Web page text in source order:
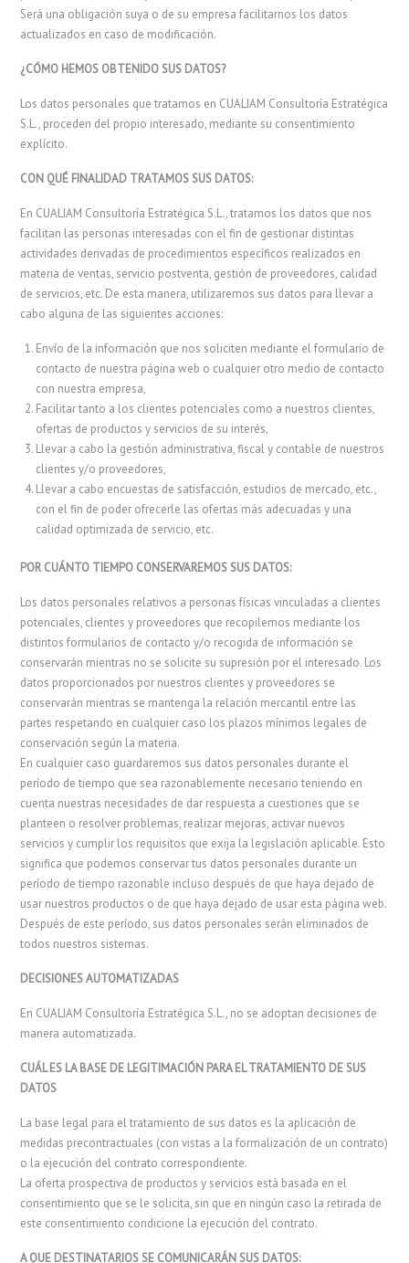
Será una obligación suya o de su empresa facilitarnos los datos
actualizados en caso de modificación.
¿CÓMO HEMOS OBTENIDO SUS DATOS?
Los datos personales que tratamos en CUALIAM Consultoría Estratégica
S.L., proceden del propio interesado, mediante su consentimiento
explícito.
CON QUÉ FINALIDAD TRATAMOS SUS DATOS:
En CUALIAM Consultoría Estratégica S.L., tratamos los datos que nos
facilitan las personas interesadas con el fin de gestionar distintas
actividades derivadas de procedimientos específicos realizados en
materia de ventas, servicio postventa, gestión de proveedores, calidad
de servicios, etc. De esta manera, utilizaremos sus datos para llevar a
cabo alguna de las siguientes acciones:
Envío de la información que nos soliciten mediante el formulario de
contacto de nuestra página web o cualquier otro medio de contacto
con nuestra empresa,
Facilitar tanto a los clientes potenciales como a nuestros clientes,
ofertas de productos y servicios de su interés,
Llevar a cabo la gestión administrativa, fiscal y contable de nuestros
clientes y/o proveedores,
Llevar a cabo encuestas de satisfacción, estudios de mercado, etc.,
con el fin de poder ofrecerle las ofertas más adecuadas y una
calidad optimizada de servicio, etc.
POR CUÁNTO TIEMPO CONSERVAREMOS SUS DATOS:
Los datos personales relativos a personas físicas vinculadas a clientes
potenciales, clientes y proveedores que recopilemos mediante los
distintos formularios de contacto y/o recogida de información se
conservarán mientras no se solicite su supresión por el interesado. Los
datos proporcionados por nuestros clientes y proveedores se
conservarán mientras se mantenga la relación mercantil entre las
partes respetando en cualquier caso los plazos mínimos legales de
conservación según la materia.
En cualquier caso guardaremos sus datos personales durante el
período de tiempo que sea razonablemente necesario teniendo en
cuenta nuestras necesidades de dar respuesta a cuestiones que se
planteen o resolver problemas, realizar mejoras, activar nuevos
servicios y cumplir los requisitos que exija la legislación aplicable. Esto
significa que podemos conservar tus datos personales durante un
período de tiempo razonable incluso después de que haya dejado de
usar nuestros productos o de que haya dejado de usar esta página web.
Después de este período, sus datos personales serán eliminados de
todos nuestros sistemas.
DECISIONES AUTOMATIZADAS
En CUALIAM Consultoría Estratégica S.L., no se adoptan decisiones de
manera automatizada.
CUÁL ES LA BASE DE LEGITIMACIÓN PARA EL TRATAMIENTO DE SUS
DATOS
La base legal para el tratamiento de sus datos es la aplicación de
medidas precontractuales (con vistas a la formalización de un contrato)
o la ejecución del contrato correspondiente.
La oferta prospectiva de productos y servicios está basada en el
consentimiento que se le solicita, sin que en ningún caso la retirada de
este consentimiento condicione la ejecución del contrato.
A QUE DESTINATARIOS SE COMUNICARÁN SUS DATOS: